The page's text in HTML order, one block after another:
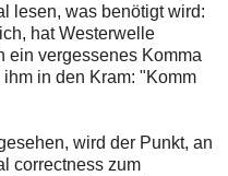
lesen, was benötigt wird:
hat Westerwelle
ein vergessenes Komma
in den Kram: "Komm
wird der Punkt, an
correctness zum